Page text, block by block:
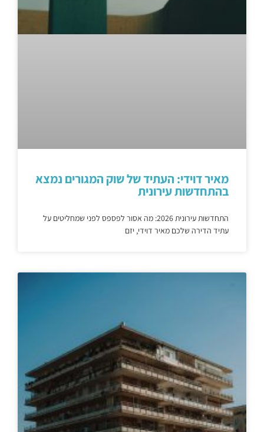
מאיר דוידי: העתיד של שוק המגורים נמצא
בהתחדשות עירונית
התחדשות עירונית 2026: מה אסור לפספס לפני שמחליטים על
עתיד הדירה שלכם מאיר דוידי, יזם